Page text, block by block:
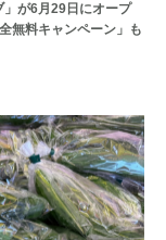
」が6月29日にオープ
無料キャンペーン」も